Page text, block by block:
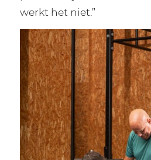
werkt het niet.”